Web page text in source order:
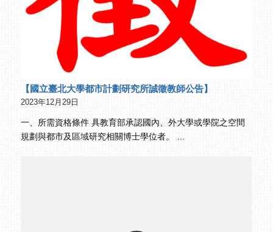
【國立臺北大學都市計劃研究所誠徵教師公告】
2023年12月29日
一、所需資格條件 具教育部承認國內、外大學或學院之空間
規劃與都市及區域研究相關博士學位者。 …